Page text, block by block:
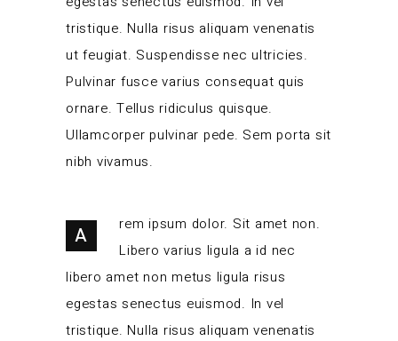
tristique. Nulla risus aliquam venenatis
ut feugiat. Suspendisse nec ultricies.
Pulvinar fusce varius consequat quis
ornare. Tellus ridiculus quisque.
Ullamcorper pulvinar pede. Sem porta sit
nibh vivamus.
A
rem ipsum dolor. Sit amet non.
Libero varius ligula a id nec
libero amet non metus ligula risus
egestas senectus euismod. In vel
tristique. Nulla risus aliquam venenatis